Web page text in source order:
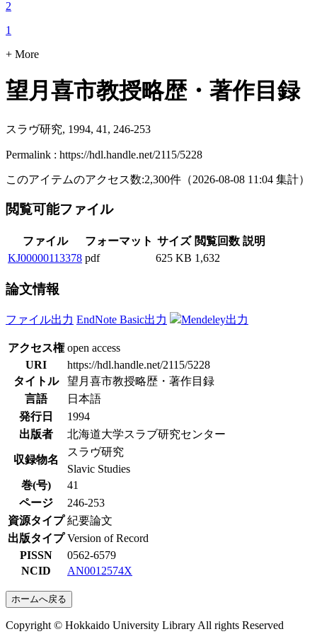
2
1
+ More
望月喜市教授略歴・著作目録
スラヴ研究, 1994, 41, 246-253
Permalink : https://hdl.handle.net/2115/5228
このアイテムのアクセス数:2,300件 （2026-08-08 11:04 集計）
閲覧可能ファイル
ファイル フォーマット サイズ 閲覧回数 説明
KJ00000113378 pdf 625 KB 1,632
論文情報
ファイル出力 EndNote Basic出力 Mendeley出力
アクセス権 open access
URI
https://hdl.handle.net/2115/5228
タイトル
望月喜市教授略歴・著作目録
言語
日本語
発行日
1994
出版者
北海道大学スラブ研究センター
収録物名
スラヴ研究
Slavic Studies
巻(号)
41
ページ
246-253
資源タイプ 紀要論文
出版タイプ Version of Record
PISSN
0562-6579
NCID
AN0012574X
ホームへ戻る
Copyright © Hokkaido University Library All rights Reserved